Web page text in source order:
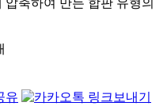
축하여 만든 합판 유형의